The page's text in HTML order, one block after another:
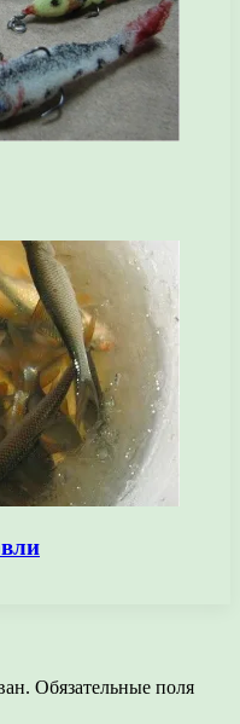
Обязательные поля